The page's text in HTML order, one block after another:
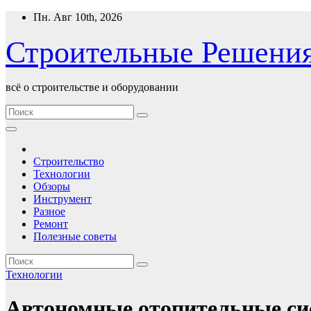
Перейти
содержимому
Пн. Авг 10th, 2026
Строительные
всё о строительстве и оборудовании
Строительство
Технологии
Обзоры
Инструмент
Разное
Ремонт
Полезные советы
Технологии